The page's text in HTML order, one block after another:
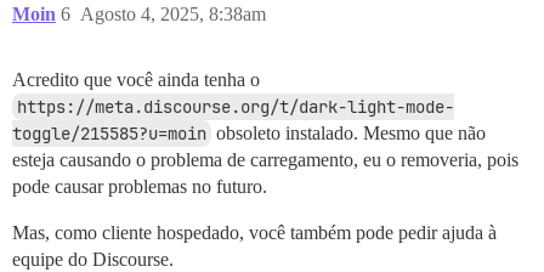
Moin Agosto 4, 2025, 8:38am
6
Acredito que você ainda tenha o
https://meta.discourse.org/t/dark-light-mode-
toggle/215585?u=moin obsoleto instalado. Mesmo que não
esteja causando o problema de carregamento, eu o removeria, pois
pode causar problemas no futuro.
Mas, como cliente hospedado, você também pode pedir ajuda à
equipe do Discourse.